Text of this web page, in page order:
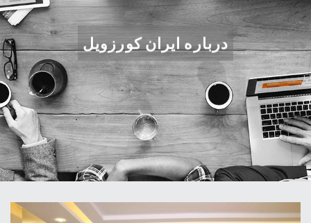
درباره ایران کورزویل